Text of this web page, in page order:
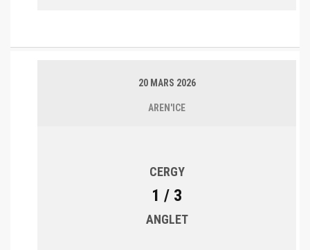
20 MARS 2026
AREN'ICE
CERGY
1 / 3
ANGLET